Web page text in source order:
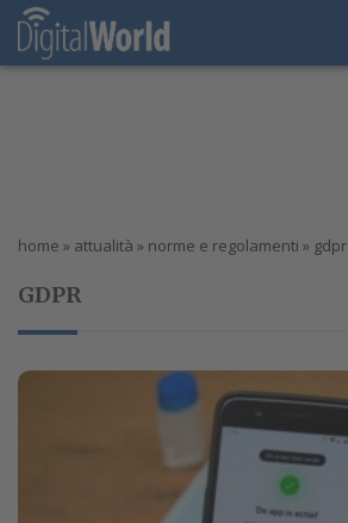
home » attualità » norme e regolamenti » gdpr
GDPR